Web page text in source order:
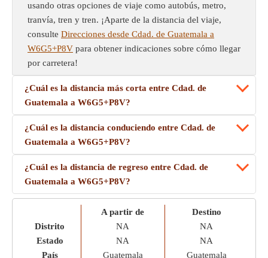
usando otras opciones de viaje como autobús, metro,
tranvía, tren y tren. ¡Aparte de la distancia del viaje,
consulte Direcciones desde Cdad. de Guatemala a
W6G5+P8V para obtener indicaciones sobre cómo llegar
por carretera!
¿Cuál es la distancia más corta entre Cdad. de
Guatemala a W6G5+P8V?
¿Cuál es la distancia conduciendo entre Cdad. de
Guatemala a W6G5+P8V?
¿Cuál es la distancia de regreso entre Cdad. de
Guatemala a W6G5+P8V?
Distrito
Estado
País
A partir de
NA
NA
Guatemala
Destino
NA
NA
Guatemala